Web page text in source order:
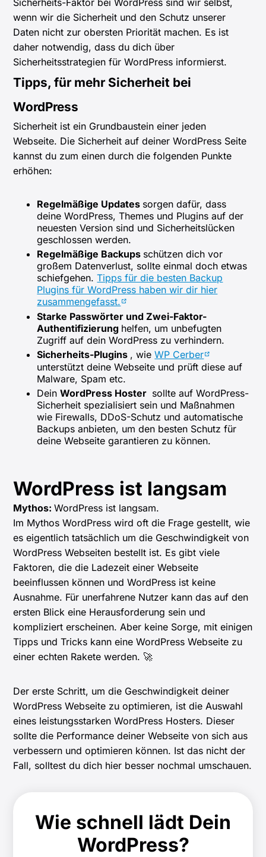
wenn wir die Sicherheit und den Schutz unserer
Daten nicht zur obersten Priorität machen. Es ist
daher notwendig, dass du dich über
Sicherheitsstrategien für WordPress informierst.
Tipps, für mehr Sicherheit bei
WordPress
Sicherheit ist ein Grundbaustein einer jeden
Webseite. Die Sicherheit auf deiner WordPress Seite
kannst du zum einen durch die folgenden Punkte
erhöhen:
Regelmäßige Updates sorgen dafür, dass
deine WordPress, Themes und Plugins auf der
neuesten Version sind und Sicherheitslücken
geschlossen werden.
Regelmäßige Backups schützen dich vor
großem Datenverlust, sollte einmal doch etwas
schiefgehen.Tipps für die besten Backup
Plugins für WordPress haben wir dir hier
zusammengefasst.
Starke Passwörter und Zwei-Faktor-
Authentifizierung helfen, um unbefugten
Zugriff auf dein WordPress zu verhindern.
Sicherheits-Plugins , wieWP Cerber
unterstützt deine Webseite und prüft diese auf
Malware, Spam etc.
DeinWordPress Hoster sollte auf WordPress-
Sicherheit spezialisiert sein und Maßnahmen
wie Firewalls, DDoS-Schutz und automatische
Backups anbieten, um den besten Schutz für
deine Webseite garantieren zu können.
WordPress ist langsam
Mythos:WordPress ist langsam.
Im Mythos WordPress wird oft die Frage gestellt, wie
es eigentlich tatsächlich um die Geschwindigkeit von
WordPress Webseiten bestellt ist. Es gibt viele
Faktoren, die die Ladezeit einer Webseite
beeinflussen können und WordPress ist keine
Ausnahme. Für unerfahrene Nutzer kann das auf den
ersten Blick eine Herausforderung sein und
kompliziert erscheinen. Aber keine Sorge, mit einigen
Tipps und Tricks kann eine WordPress Webseite zu
einer echten Rakete werden. 🚀
Der erste Schritt, um die Geschwindigkeit deiner
WordPress Webseite zu optimieren, ist die Auswahl
eines leistungsstarken WordPress Hosters. Dieser
sollte die Performance deiner Webseite von sich aus
verbessern und optimieren können. Ist das nicht der
Fall, solltest du dich hier besser nochmal umschauen.
Wie schnell lädt Dein
WordPress?